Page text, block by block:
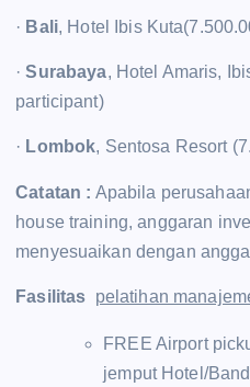
· Bali, Hotel Ibis
·Surabaya, Hotel Amaris,
participant)
· Lombok, Sentosa Resort
Catatan : Apabila
house training, anggaran
menyesuaikan dengan
Fasilitas pelatihan
FREE Airport
jemput Hotel/